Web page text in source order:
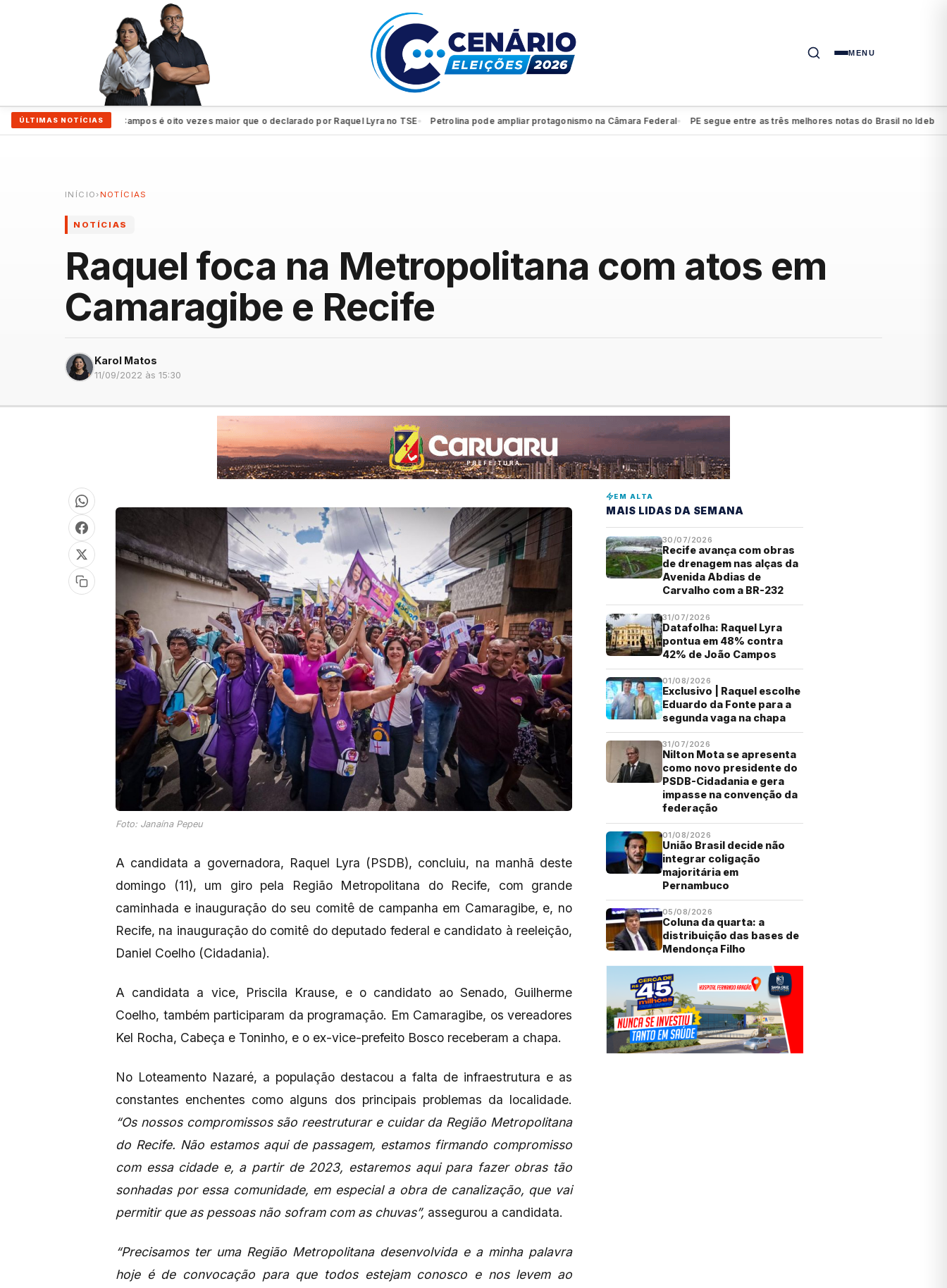
MENU
ÚLTIMAS NOTÍCIAS
Patrimônio de João Campos é oito vezes maior que o declarado por Raquel Lyra no TSE● Petrolina pode ampliar protagonismo na Câmara Federal● PE segue entre as três melhores notas do Brasil no Ideb do
INÍCIO ›NOTÍCIAS
NOTÍCIAS
Raquel foca na Metropolitana com atos em
Camaragibe e Recife
Karol Matos
11/09/2022 às 15:30
Foto: Janaína Pepeu
A candidata a governadora, Raquel Lyra (PSDB), concluiu, na manhã deste
domingo (11), um giro pela Região Metropolitana do Recife, com grande
caminhada e inauguração do seu comitê de campanha em Camaragibe, e, no
Recife, na inauguração do comitê do deputado federal e candidato à reeleição,
Daniel Coelho (Cidadania).
A candidata a vice, Priscila Krause, e o candidato ao Senado, Guilherme
Coelho, também participaram da programação. Em Camaragibe, os vereadores
Kel Rocha, Cabeça e Toninho, e o ex-vice-prefeito Bosco receberam a chapa.
No Loteamento Nazaré, a população destacou a falta de infraestrutura e as
constantes enchentes como alguns dos principais problemas da localidade.
“Os nossos compromissos são reestruturar e cuidar da Região Metropolitana
do Recife. Não estamos aqui de passagem, estamos firmando compromisso
com essa cidade e, a partir de 2023, estaremos aqui para fazer obras tão
sonhadas por essa comunidade, em especial a obra de canalização, que vai
permitir que as pessoas não sofram com as chuvas”, assegurou a candidata.
“Precisamos ter uma Região Metropolitana desenvolvida e a minha palavra
hoje é de convocação para que todos estejam conosco e nos levem ao
EM ALTA
MAIS LIDAS DA SEMANA
30/07/2026
Recife avança com obras
de drenagem nas alças da
Avenida Abdias de
Carvalho com a BR-232
31/07/2026
Datafolha: Raquel Lyra
pontua em 48% contra
42% de João Campos
01/08/2026
Exclusivo | Raquel escolhe
Eduardo da Fonte para a
segunda vaga na chapa
31/07/2026
Nilton Mota se apresenta
como novo presidente do
PSDB-Cidadania e gera
impasse na convenção da
federação
01/08/2026
União Brasil decide não
integrar coligação
majoritária em
Pernambuco
05/08/2026
Coluna da quarta: a
distribuição das bases de
Mendonça Filho